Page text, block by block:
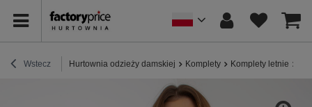
Wstecz Hurtownia odzieży damskiej Komplety Komplety letnie